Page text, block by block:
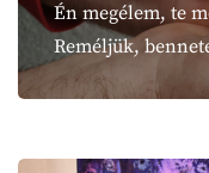
Én megélem, te
Reméljük,